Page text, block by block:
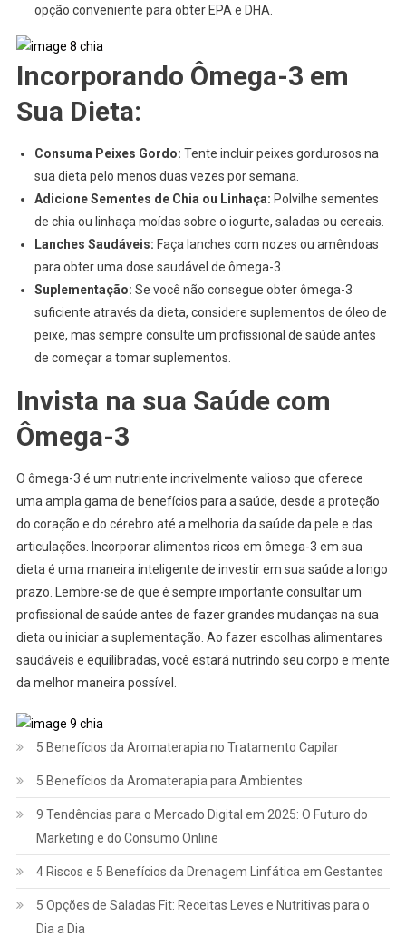
opção conveniente para obter EPA e DHA.
Incorporando Ômega-3 em
Sua Dieta:
Consuma Peixes Gordo: Tente incluir peixes gordurosos na
sua dieta pelo menos duas vezes por semana.
Adicione Sementes de Chia ou Linhaça: Polvilhe sementes
de chia ou linhaça moídas sobre o iogurte, saladas ou cereais.
Lanches Saudáveis: Faça lanches com nozes ou amêndoas
para obter uma dose saudável de ômega-3.
Suplementação: Se você não consegue obter ômega-3
suficiente através da dieta, considere suplementos de óleo de
peixe, mas sempre consulte um profissional de saúde antes
de começar a tomar suplementos.
Invista na sua Saúde com
Ômega-3
O ômega-3 é um nutriente incrivelmente valioso que oferece
uma ampla gama de benefícios para a saúde, desde a proteção
do coração e do cérebro até a melhoria da saúde da pele e das
articulações. Incorporar alimentos ricos em ômega-3 em sua
dieta é uma maneira inteligente de investir em sua saúde a longo
prazo. Lembre-se de que é sempre importante consultar um
profissional de saúde antes de fazer grandes mudanças na sua
dieta ou iniciar a suplementação. Ao fazer escolhas alimentares
saudáveis e equilibradas, você estará nutrindo seu corpo e mente
da melhor maneira possível.
5 Benefícios da Aromaterapia no Tratamento Capilar
5 Benefícios da Aromaterapia para Ambientes
9 Tendências para o Mercado Digital em 2025: O Futuro do
Marketing e do Consumo Online
4 Riscos e 5 Benefícios da Drenagem Linfática em Gestantes
5 Opções de Saladas Fit: Receitas Leves e Nutritivas para o
Dia a Dia